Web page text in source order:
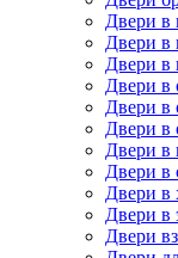
Двери в
Двери в
Двери в
Двери в
Двери в
Двери в
Двери в
Двери в
Двери в
Двери в
Двери